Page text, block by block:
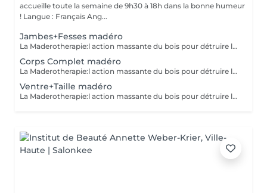
accueille toute la semaine de 9h30 à 18h dans la bonne humeur
! Langue : Français Ang...
Jambes+Fesses madéro
La Maderotherapie:l action massante du bois pour détruire la cellulite. *Active la circulation sanguine et lymphatique *Réduit les tensions musculaires. *Raffermie et tonifie la peau.
Corps Complet madéro
La Maderotherapie:l action massante du bois pour détruire la cellulite. *Active la circulation sanguine et lymphatique *Réduit les tensions musculaires. *Raffermie et tonifie la peau.
Ventre+Taille madéro
La Maderotherapie:l action massante du bois pour détruire la cellulite. *Active la circulation sanguine et lymphatique *Réduit les tensions musculaires. *Raffermie et tonifie la peau.